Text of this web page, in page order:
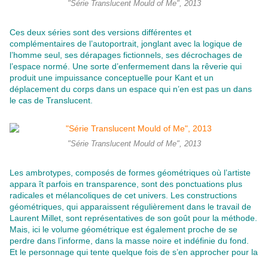
"Série Translucent Mould of Me", 2013
Ces deux séries sont des versions différentes et
complémentaires de l’autoportrait, jonglant avec la logique de
l’homme seul, ses dérapages fictionnels, ses décrochages de
l’espace normé. Une sorte d’enfermement dans la rêverie qui
produit une impuissance conceptuelle pour Kant et un
déplacement du corps dans un espace qui n’en est pas un dans
le cas de Translucent.
"Série Translucent Mould of Me", 2013
Les ambrotypes, composés de formes géométriques où l’artiste
appara ît parfois en transparence, sont des ponctuations plus
radicales et mélancoliques de cet univers. Les constructions
géométriques, qui apparaissent régulièrement dans le travail de
Laurent Millet, sont représentatives de son goût pour la méthode.
Mais, ici le volume géométrique est également proche de se
perdre dans l’informe, dans la masse noire et indéfinie du fond.
Et le personnage qui tente quelque fois de s’en approcher pour la